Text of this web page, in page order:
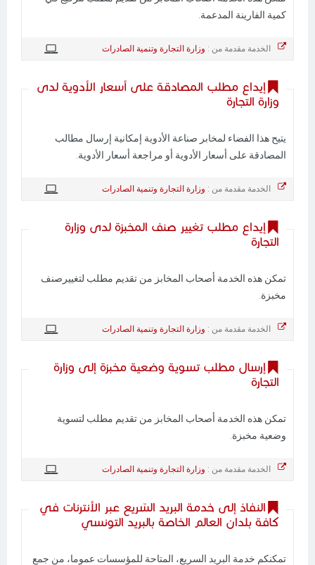
كمية الفارينة المدعمة.
الخدمة مقدمة من : وزارة التجارة وتنمية الصادرات
إيداع مطلب المصادقة على أسعار الأدوية لدى
وزارة التجارة
يتيح هذا الفضاء لمخابر صناعة الأدوية إمكانية إرسال مطالب
المصادقة على أسعار الأدوية أو مراجعة أسعار الأدوية.
الخدمة مقدمة من : وزارة التجارة وتنمية الصادرات
إيداع مطلب تغيير صنف المخبزة لدى وزارة
التجارة
تمكن هذه الخدمة أصحاب المخابز من تقديم مطلب لتغييرصنف
مخبزة.
الخدمة مقدمة من : وزارة التجارة وتنمية الصادرات
إرسال مطلب تسوية وضعية مخبزة إلى وزارة
التجارة
تمكن هذه الخدمة أصحاب المخابز من تقديم مطلب لتسوية
وضعية مخبزة.
الخدمة مقدمة من : وزارة التجارة وتنمية الصادرات
النفاذ إلى خدمة البريد السّريع عبر الأنترنات في
كافة بلدان العالم الخاصة بالبريد التونسي
تمكنكم خدمة البريد السريع، المتاحة للمؤسسات عموما، من جمع